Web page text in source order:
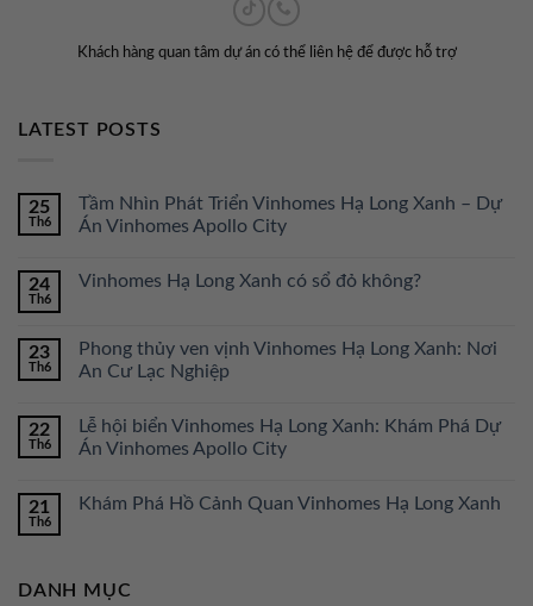
Khách hàng quan tâm dự án có thể liên hệ để được hỗ trợ
LATEST POSTS
25
Th6
Tầm Nhìn Phát Triển Vinhomes Hạ Long Xanh – Dự
Án Vinhomes Apollo City
24
Th6
Vinhomes Hạ Long Xanh có sổ đỏ không?
23
Th6
Phong thủy ven vịnh Vinhomes Hạ Long Xanh: Nơi
An Cư Lạc Nghiệp
22
Th6
Lễ hội biển Vinhomes Hạ Long Xanh: Khám Phá Dự
Án Vinhomes Apollo City
21
Th6
Khám Phá Hồ Cảnh Quan Vinhomes Hạ Long Xanh
DANH MỤC